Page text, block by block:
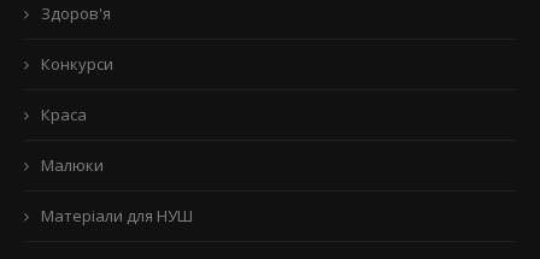
Здоров'я
Конкурси
Краса
Малюки
Матеріали для НУШ